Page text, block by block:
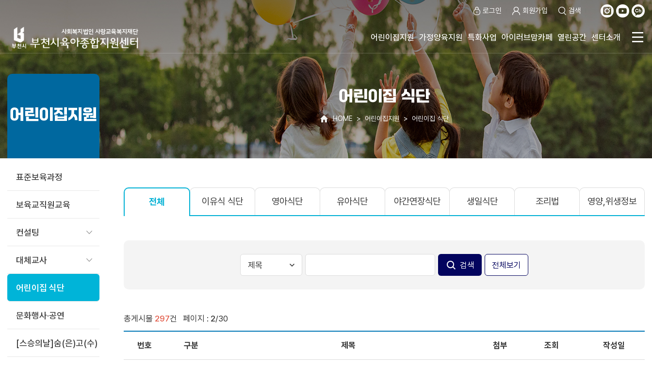
로그인 회원가입 검색
어린이집지원 가정양육지원 특화사업 아이러브맘카페 열린공간 센터소개
어린이집지원
표준보육과정
보육교직원교육
컨설팅
대체교사
어린이집 식단
문화행사·공연
[스승의날]숨(은)고(수)
어린이집 식단
HOME 어린이집지원 어린이집 식단
전체 이유식 식단 영아식단 유아식단 야간연장식단 생일식단 조리법 영양,위생정보
전체보기
총게시물 297건 페이지 : 2/30
번호 구분 제목 첨부 조회 작성일